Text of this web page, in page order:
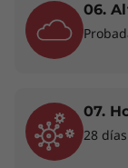
06.
07.
28